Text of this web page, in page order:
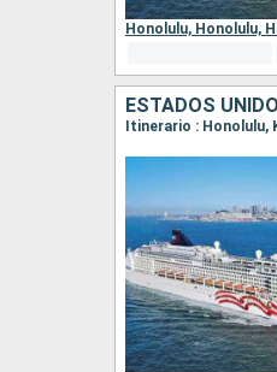
Otros puertos de
Honolulu, Honolulu,
ESTADOS
Itinerario : Honolulu,